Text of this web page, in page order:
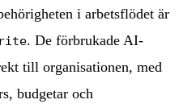
i arbetsflödet är
. De förbrukade AI-
till organisationen, med
budgetar och